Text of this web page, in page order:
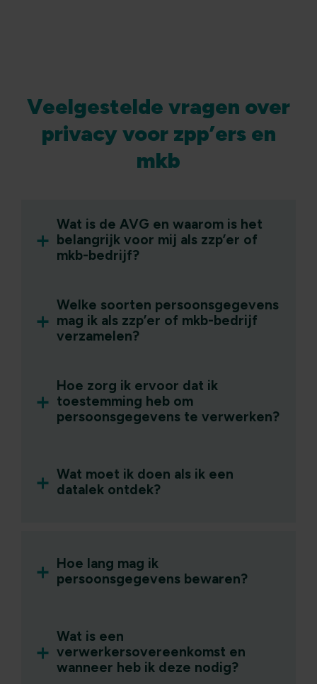
Veelgestelde vragen over
privacy voor zpp’ers en
mkb
Wat is de AVG en waarom is het
belangrijk voor mij als zzp’er of
mkb-bedrijf?
Welke soorten persoonsgegevens
mag ik als zzp’er of mkb-bedrijf
verzamelen?
Hoe zorg ik ervoor dat ik
toestemming heb om
persoonsgegevens te verwerken?
Wat moet ik doen als ik een
datalek ontdek?
Hoe lang mag ik
persoonsgegevens bewaren?
Wat is een
verwerkersovereenkomst en
wanneer heb ik deze nodig?